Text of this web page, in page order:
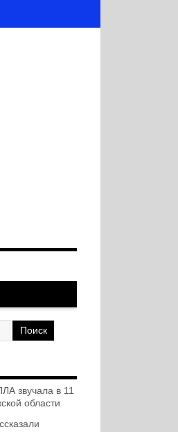
звучала в 11
области